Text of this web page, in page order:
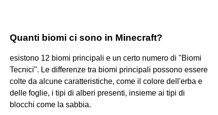
Quanti biomi ci sono in Minecraft?
esistono 12 biomi principali e un certo numero di "Biomi
Tecnici". Le differenze tra biomi principali possono essere
colte da alcune caratteristiche, come il colore dell'erba e
delle foglie, i tipi di alberi presenti, insieme ai tipi di
blocchi come la sabbia.